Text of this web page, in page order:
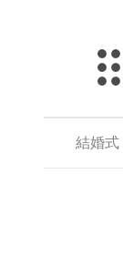
結婚式